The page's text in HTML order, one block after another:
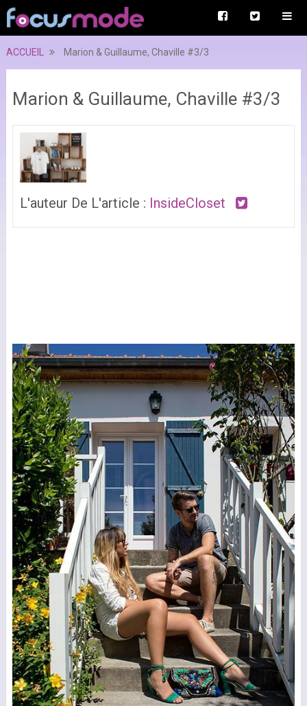
ACCUEIL Marion & Guillaume, Chaville #3/3
Marion & Guillaume, Chaville #3/3
L'auteur De L'article : InsideCloset